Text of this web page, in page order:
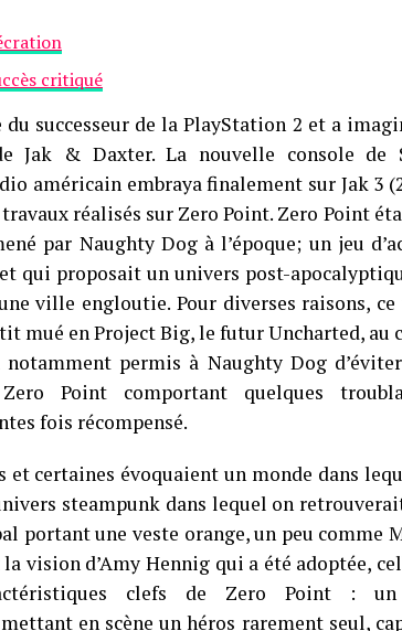
critiqué
successeur de la PlayStation 2 et a
Jak & Daxter. La nouvelle console de
américain embraya finalement sur Jak 3
réalisés sur Zero Point. Zero Point
par Naughty Dog à l’époque; un jeu
qui proposait un univers post-
ville engloutie. Pour diverses raisons,
mué en Project Big, le futur Uncharted, au
permis à Naughty Dog
Point comportant quelques
fois récompensé.
et certaines évoquaient un monde dans
steampunk dans lequel on
portant une veste orange, un peu comme
vision d’Amy Hennig qui a été adoptée,
clefs de Zero Point :
en scène un héros rarement seul,